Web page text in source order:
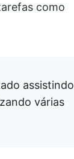
como
assistindo
várias